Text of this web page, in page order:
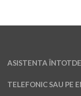
ASISTENTA
TELEFONIC SAU PE